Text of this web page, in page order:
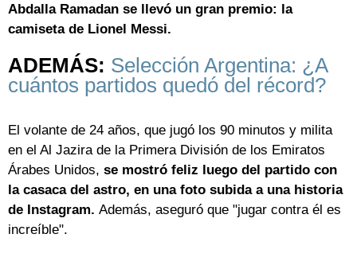
Abdalla Ramadan se llevó un gran premio: la
camiseta de Lionel Messi.
ADEMÁS: Selección Argentina: ¿A
cuántos partidos quedó del récord?
El volante de 24 años, que jugó los 90 minutos y milita
en el Al Jazira de la Primera División de los Emiratos
Árabes Unidos, se mostró feliz luego del partido con
la casaca del astro, en una foto subida a una historia
de Instagram. Además, aseguró que "jugar contra él es
increíble".